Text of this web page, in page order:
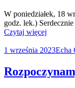
W poniedziałek, 18
godz. lek.)
Czytaj więcej
1 września 2023Echa